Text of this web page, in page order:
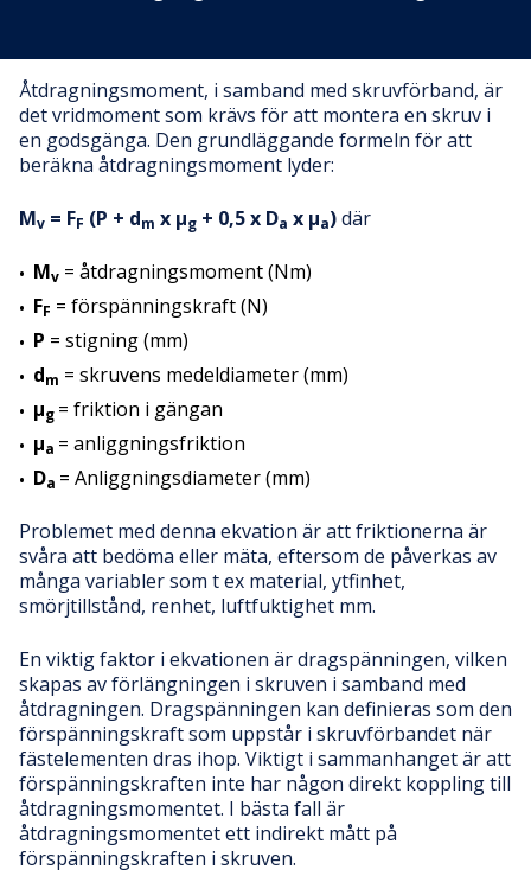
Åtdragningsmoment, i samband med skruvförband, är
det vridmoment som krävs för att montera en skruv i
en godsgänga. Den grundläggande formeln för att
beräkna åtdragningsmoment lyder:
Mv = FF (P + dm x µg + 0,5 x Da x µa)där
Mv = åtdragningsmoment (Nm)
FF = förspänningskraft (N)
P = stigning (mm)
dm = skruvens medeldiameter (mm)
µg = friktion i gängan
µa = anliggningsfriktion
Da = Anliggningsdiameter (mm)
Problemet med denna ekvation är att friktionerna är
svåra att bedöma eller mäta, eftersom de påverkas av
många variabler som t ex material, ytfinhet,
smörjtillstånd, renhet, luftfuktighet mm.
En viktig faktor i ekvationen är dragspänningen, vilken
skapas av förlängningen i skruven i samband med
åtdragningen. Dragspänningen kan definieras som den
förspänningskraft som uppstår i skruvförbandet när
fästelementen dras ihop. Viktigt i sammanhanget är att
förspänningskraften inte har någon direkt koppling till
åtdragningsmomentet. I bästa fall är
åtdragningsmomentet ett indirekt mått på
förspänningskraften i skruven.